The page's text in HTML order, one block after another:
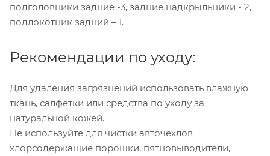
подголовники задние -3, задние надкрыльники - 2,
подлокотник задний – 1.
Рекомендации по уходу:
Для удаления загрязнений использовать влажную
ткань, салфетки или средства по уходу за
натуральной кожей.
Не используйте для чистки авточехлов
хлорсодержащие порошки, пятновыводители,